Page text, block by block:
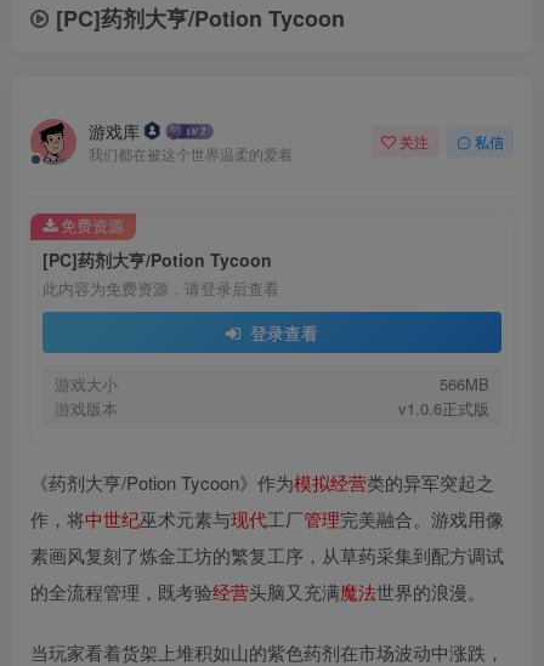
[PC]药剂大亨/Potion Tycoon
游戏库
我们都在被这个世界温柔的爱着
关注 私信
[PC]药剂大亨/Potion Tycoon
此内容为免费资源，请登录后查看
登录查看
游戏大小
566MB
游戏版本
v1.0.6正式版
免费资源
《药剂大亨/Potion Tycoon》作为模拟经营类的异军突起之
作，将中世纪巫术元素与现代工厂管理完美融合。游戏用像
素画风复刻了炼金工坊的繁复工序，从草药采集到配方调试
的全流程管理，既考验经营头脑又充满魔法世界的浪漫。
当玩家看着货架上堆积如山的紫色药剂在市场波动中涨跌，